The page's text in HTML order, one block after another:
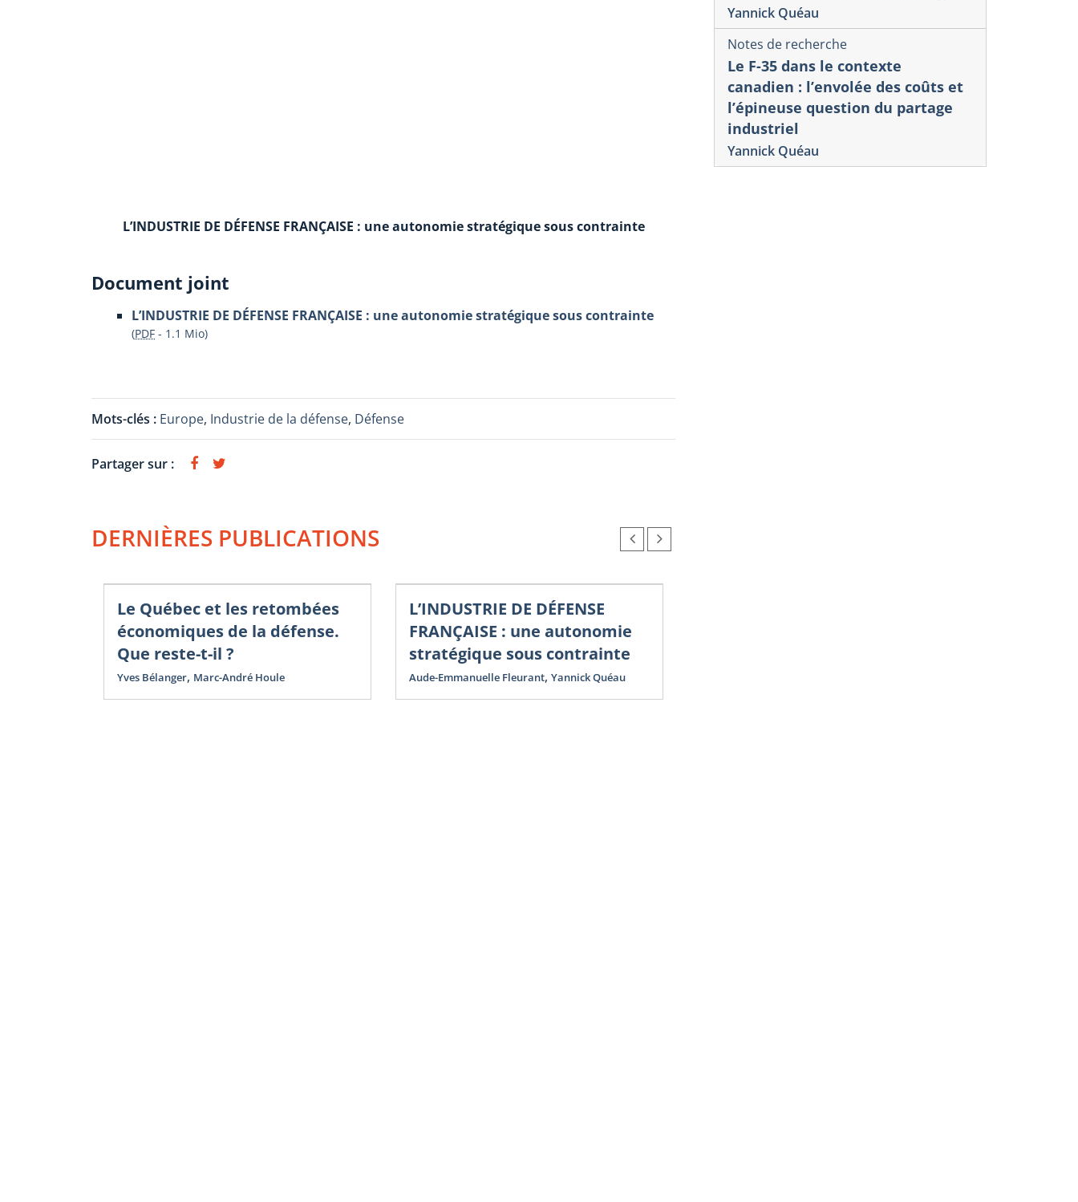
L’INDUSTRIE DE DÉFENSE FRANÇAISE : une autonomie stratégique sous contrainte
Document joint
L’INDUSTRIE DE DÉFENSE FRANÇAISE : une autonomie stratégique sous contrainte
(PDF - 1.1 Mio)
Mots-clés : Europe, Industrie de la défense, Défense
Partager sur :
DERNIÈRES PUBLICATIONS
Le Québec et les retombées
économiques de la défense.
Que reste-t-il ?
Yves Bélanger, Marc-André Houle
L’INDUSTRIE DE DÉFENSE
FRANÇAISE : une autonomie
stratégique sous contrainte
Aude-Emmanuelle Fleurant, Yannick Quéau
Yannick Quéau
Notes de recherche
Le F-35 dans le contexte
canadien : l’envolée des coûts et
l’épineuse question du partage
industriel
Yannick Quéau